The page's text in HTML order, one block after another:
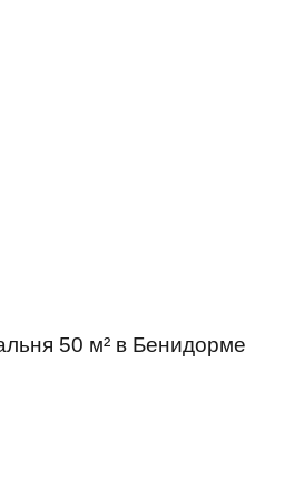
50 м² в Бенидорме